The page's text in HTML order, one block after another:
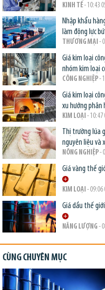
KINH TẾ- 10:43
Nhập khẩu
làm động lực
THƯƠNG MẠI -
Giá kim loại
nhóm kim loại
CÔNG NGHIỆP-
Giá kim loại
xu hướng phân
KIM LOẠI - 10:47
Thị trường lúa
nguyên liệu và
NÔNG NGHIỆP-
Giá vàng thế
KIM LOẠI - 09:06
Giá dầu thế
NĂNG LƯỢNG -
CÙNG CHUYÊN MỤC